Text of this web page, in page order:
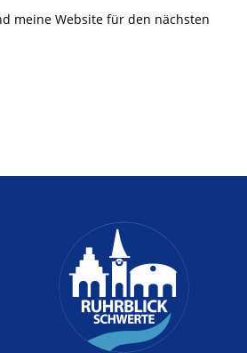
meine Website für den nächsten